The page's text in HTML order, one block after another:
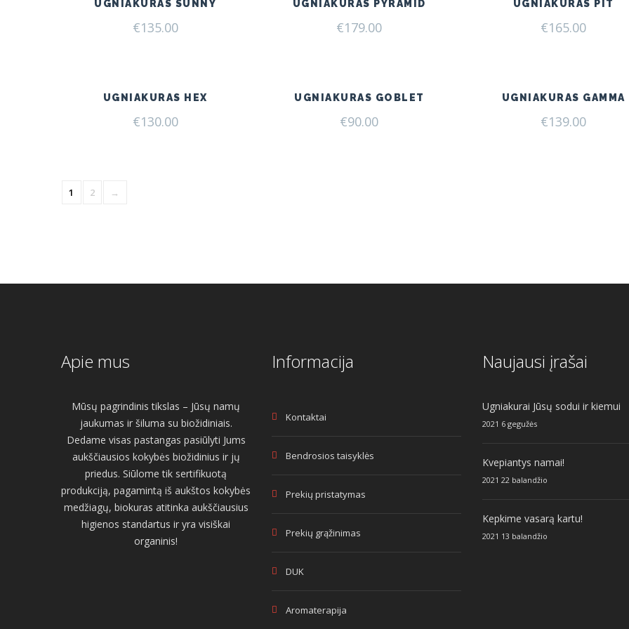
UGNIAKURAS SUNNY
€135.00
UGNIAKURAS PYRAMID
€179.00
UGNIAKURAS PIT
€165.00
UGNIAKURAS HEX
€130.00
UGNIAKURAS GOBLET
€90.00
UGNIAKURAS GAMMA
€139.00
1 2 →
Apie mus
Mūsų pagrindinis tikslas – Jūsų namų
jaukumas ir šiluma su biožidiniais.
Dedame visas pastangas pasiūlyti Jums
aukščiausios kokybės biožidinius ir jų
priedus. Siūlome tik sertifikuotą
produkciją, pagamintą iš aukštos kokybės
medžiagų, biokuras atitinka aukščiausius
higienos standartus ir yra visiškai
organinis!
Informacija
Kontaktai
Bendrosios taisyklės
Prekių pristatymas
Prekių grąžinimas
DUK
Aromaterapija
Naujausi įrašai
Ugniakurai Jūsų sodui ir kiemui
2021 6 gegužės
Kvepiantys namai!
2021 22 balandžio
Kepkime vasarą kartu!
2021 13 balandžio